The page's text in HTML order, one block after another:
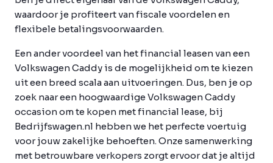
waardoor je profiteert van fiscale voordelen en
flexibele betalingsvoorwaarden.
Een ander voordeel van het financial leasen van een
Volkswagen Caddy is de mogelijkheid om te kiezen
uit een breed scala aan uitvoeringen. Dus, ben je op
zoek naar een hoogwaardige Volkswagen Caddy
occasion om te kopen met financial lease, bij
Bedrijfswagen.nl hebben we het perfecte voertuig
voor jouw zakelijke behoeften. Onze samenwerking
met betrouwbare verkopers zorgt ervoor dat je altijd